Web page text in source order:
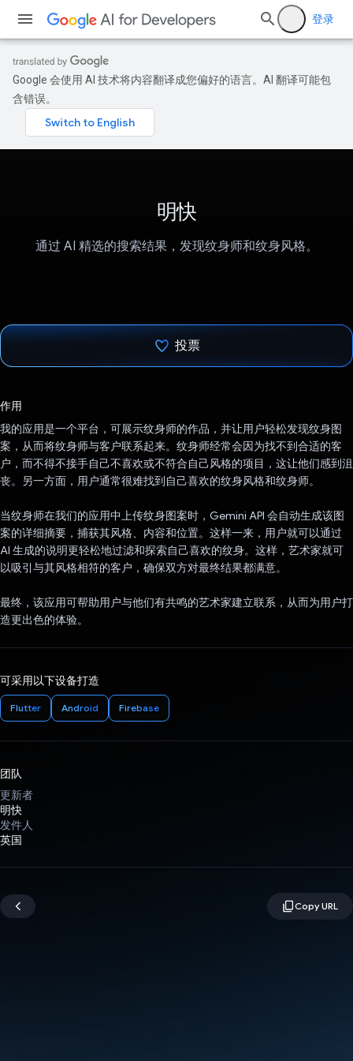
登录
Google 会使用 AI 技术将内容翻译成您偏好的语言。AI 翻译可能包
含错误。
明快
通过 AI 精选的搜索结果，发现纹身师和纹身风格。
投票
作用
我的应用是一个平台，可展示纹身师的作品，并让用户轻松发现纹身图
案，从而将纹身师与客户联系起来。纹身师经常会因为找不到合适的客
户，而不得不接手自己不喜欢或不符合自己风格的项目，这让他们感到沮
丧。另一方面，用户通常很难找到自己喜欢的纹身风格和纹身师。
当纹身师在我们的应用中上传纹身图案时，Gemini API 会自动生成该图
案的详细摘要，捕获其风格、内容和位置。这样一来，用户就可以通过
AI 生成的说明更轻松地过滤和探索自己喜欢的纹身。这样，艺术家就可
以吸引与其风格相符的客户，确保双方对最终结果都满意。
最终，该应用可帮助用户与他们有共鸣的艺术家建立联系，从而为用户打
造更出色的体验。
可采用以下设备打造
Flutter Android Firebase
团队
更新者
明快
发件人
英国